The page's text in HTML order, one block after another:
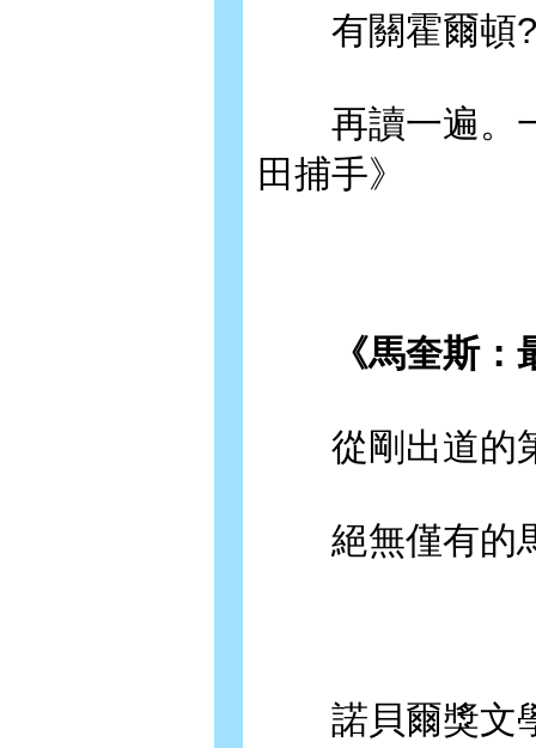
有關霍爾頓?
再讀一遍。
田捕手》
《馬奎斯：
從剛出道的第
絕無僅有的
諾貝爾獎文學